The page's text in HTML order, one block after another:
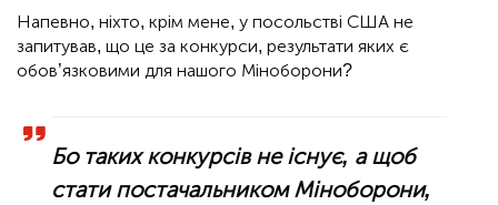
Напевно, ніхто, крім мене, у посольстві США не
запитував, що це за конкурси, результати яких є
обов’язковими для нашого Міноборони?
Бо таких конкурсів не існує, а щоб
стати постачальником Міноборони,